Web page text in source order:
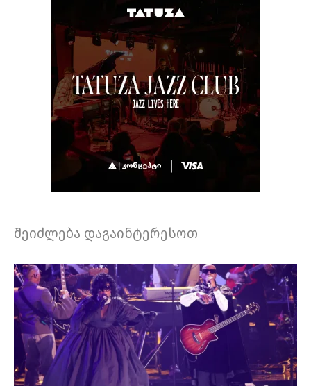
შეიძლება დაგაინტერესოთ